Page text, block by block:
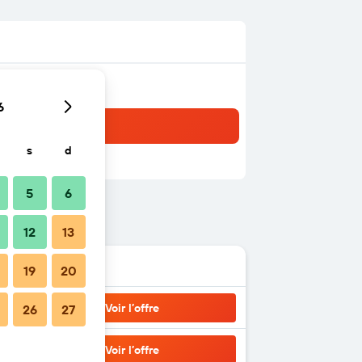
Voir l’offre
Voir l’offre
s d
5 6
12 13
19 20
26 27